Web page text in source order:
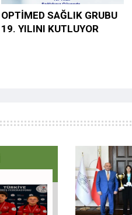
OPTİMED SAĞLIK GRUBU
19. YILINI KUTLUYOR